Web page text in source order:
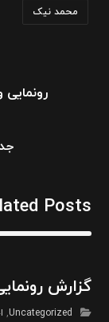
محمد نیک
Posts ...
گزارش رونمایی
Uncategorized
,